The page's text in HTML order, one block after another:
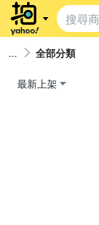
全部分類
最新上架